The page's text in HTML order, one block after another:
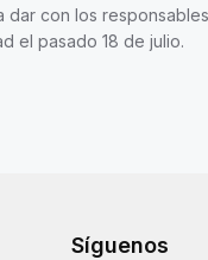
dar con los
el pasado 18 de julio.
Síguenos